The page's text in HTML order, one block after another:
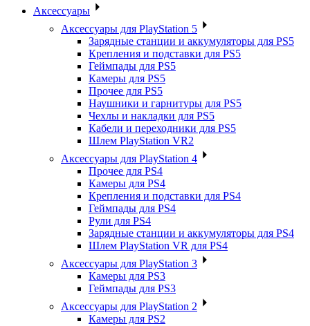
Аксессуары
Аксессуары для PlayStation 5
Зарядные станции и аккумуляторы для PS5
Крепления и подставки для PS5
Геймпады для PS5
Камеры для PS5
Прочее для PS5
Наушники и гарнитуры для PS5
Чехлы и накладки для PS5
Кабели и переходники для PS5
Шлем PlayStation VR2
Аксессуары для PlayStation 4
Прочее для PS4
Камеры для PS4
Крепления и подставки для PS4
Геймпады для PS4
Рули для PS4
Зарядные станции и аккумуляторы для PS4
Шлем PlayStation VR для PS4
Аксессуары для PlayStation 3
Камеры для PS3
Геймпады для PS3
Аксессуары для PlayStation 2
Камеры для PS2